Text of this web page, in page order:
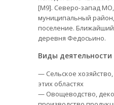
[М9]. Северо-запад
муниципальный
поселение.
деревня Федосьино.
Виды
— Сельское
этих областях
— Овощеводство,